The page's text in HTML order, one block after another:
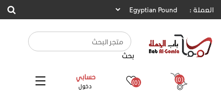
العملة :
بحث
حسابي
دخول (0) (0)